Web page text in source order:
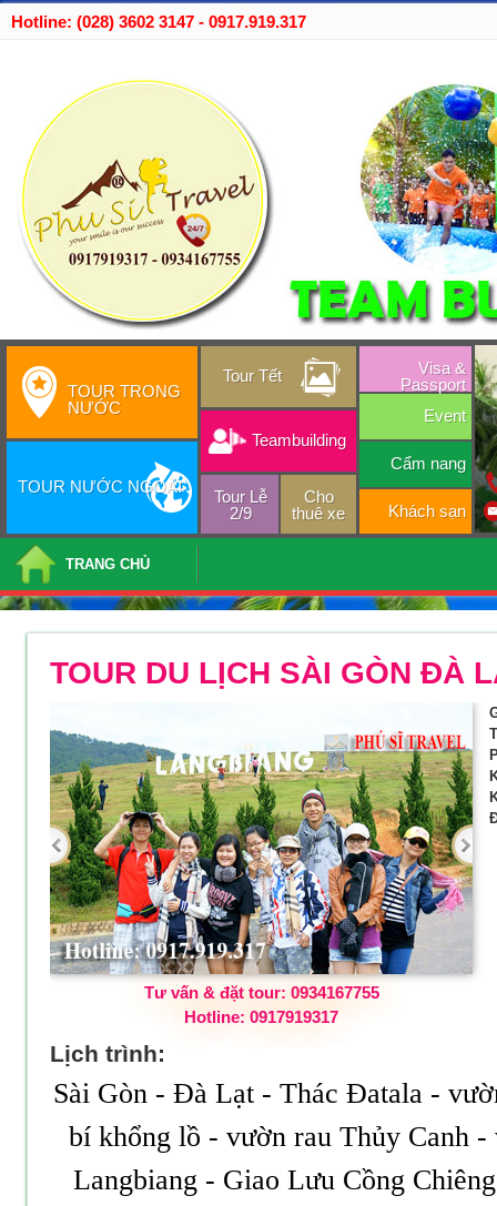
Hotline: (028) 3602 3147 - 0917.919.317
TOUR TRONG
NƯỚC
TOUR NƯỚC NGOÀI
Tour Tết
Teambuilding
Tour Lễ
2/9
Cho
thuê xe
Visa &
Passport
Event
Cẩm nang
Khách sạn
TRANG CHỦ
TOUR DU LỊCH SÀI GÒN ĐÀ
Tư vấn & đặt tour: 0934167755
Hotline: 0917919317
Lịch trình:
Sài Gòn - Đà Lạt - Thác Đatala -
bí khổng lồ - vườn rau Thủy Canh -
Langbiang - Giao Lưu Cồng